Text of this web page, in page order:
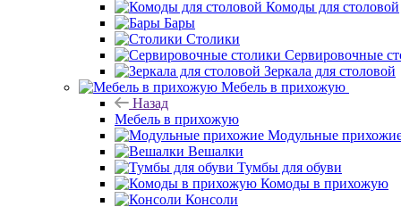
Комоды для столовой
Бары
Столики
Сервировочные
Зеркала для столовой
Мебель в прихожую
Назад
Мебель в прихожую
Модульные
Вешалки
Тумбы для обуви
Комоды в прихожую
Консоли